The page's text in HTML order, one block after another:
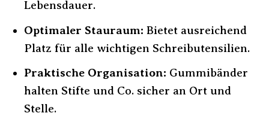
Lebensdauer.
Optimaler Stauraum: Bietet ausreichend
Platz für alle wichtigen Schreibutensilien.
Praktische Organisation: Gummibänder
halten Stifte und Co. sicher an Ort und
Stelle.